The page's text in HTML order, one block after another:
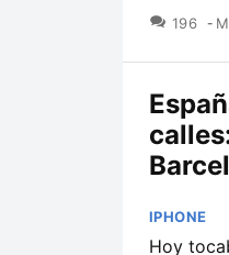
196
IPHONE
Hoy